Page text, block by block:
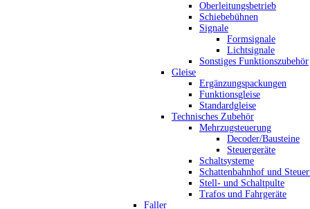
Oberleitungsbetrieb
Schiebebühnen
Signale
Formsignale
Lichtsignale
Sonstiges Funktionszubehör
Gleise
Ergänzungspackungen
Funktionsgleise
Standardgleise
Technisches Zubehör
Mehrzugsteuerung
Decoder/Bausteine
Steuergeräte
Schaltsysteme
Schattenbahnhof und
Stell- und Schaltpulte
Trafos und Fahrgeräte
Faller